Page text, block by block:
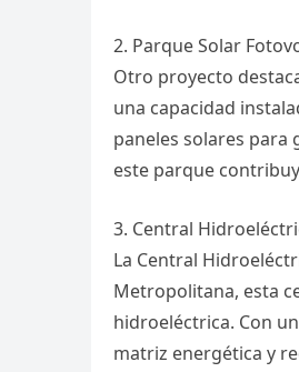
2. Parque Solar
Otro proyecto
una capacidad
paneles solares para
este parque
3. Central
La Central
Metropolitana, esta
hidroeléctrica. Con
matriz energética y